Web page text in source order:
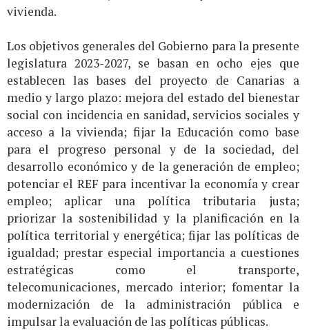
vivienda.
Los objetivos generales del Gobierno para la presente
legislatura 2023-2027, se basan en ocho ejes que
establecen las bases del proyecto de Canarias a
medio y largo plazo: mejora del estado del bienestar
social con incidencia en sanidad, servicios sociales y
acceso a la vivienda; fijar la Educación como base
para el progreso personal y de la sociedad, del
desarrollo económico y de la generación de empleo;
potenciar el REF para incentivar la economía y crear
empleo; aplicar una política tributaria justa;
priorizar la sostenibilidad y la planificación en la
política territorial y energética; fijar las políticas de
igualdad; prestar especial importancia a cuestiones
estratégicas como el transporte,
telecomunicaciones, mercado interior; fomentar la
modernización de la administración pública e
impulsar la evaluación de las políticas públicas.